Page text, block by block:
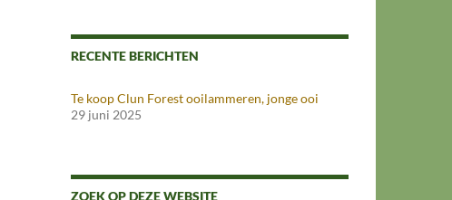
RECENTE BERICHTEN
Te koop Clun Forest ooilammeren, jonge ooi
29 juni 2025
ZOEK OP DEZE WEBSITE